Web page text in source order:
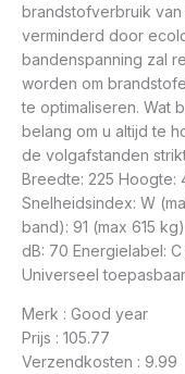
brandstofverbruik
verminderd door
bandenspanning zal
worden om
te optimaliseren. Wat
belang om u altijd te
de volgafstanden
Breedte: 225 Hoogte:
Snelheidsindex: W
band): 91 (max 615
dB: 70 Energielabel:
Universeel toepasbaar
Merk : Good year
Prijs : 105.77
Verzendkosten : 9.99